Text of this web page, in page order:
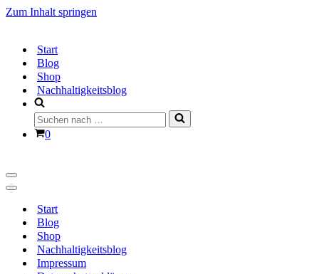
Zum Inhalt springen
Start
Blog
Shop
Nachhaltigkeitsblog
Suchen
nach …
Warenkorb
0
Navigationsmenü
Navigationsmenü
Start
Blog
Shop
Nachhaltigkeitsblog
Impressum